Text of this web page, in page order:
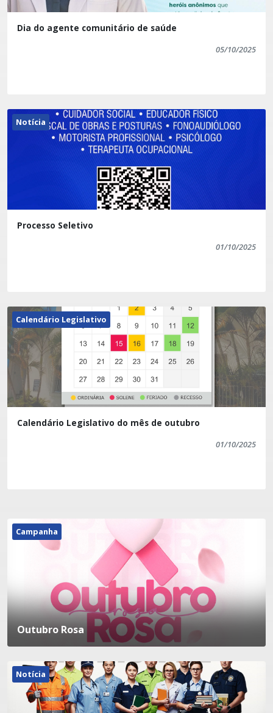
Dia do agente comunitário de saúde
05/10/2025
Notícia
Processo Seletivo
01/10/2025
Calendário Legislativo
Calendário Legislativo do mês de outubro
01/10/2025
Campanha
Outubro Rosa
Notícia